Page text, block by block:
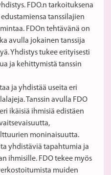
FDO.n tarkoituksena
tanssilajien
FDOn tehtävänä on
avulla jokainen tanssija
Yhdistys tukee erityisesti
ja kehittymistä tanssin
ja yhdistää useita eri
Tanssin avulla FDO
ikäisiä ihmisiä edistäen
moninaisuutta.
yhdistäviä tapahtumia ja
ihmisille. FDO tekee myös
muiden